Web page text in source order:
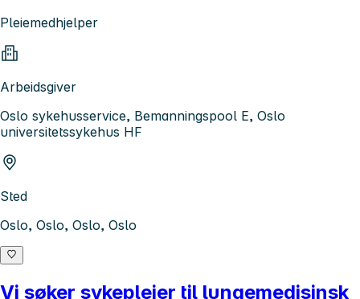
Pleiemedhjelper
Arbeidsgiver
Oslo sykehusservice, Bemanningspool E, Oslo
universitetssykehus HF
Sted
Oslo, Oslo, Oslo, Oslo
Vi søker sykepleier til lungemedisinsk